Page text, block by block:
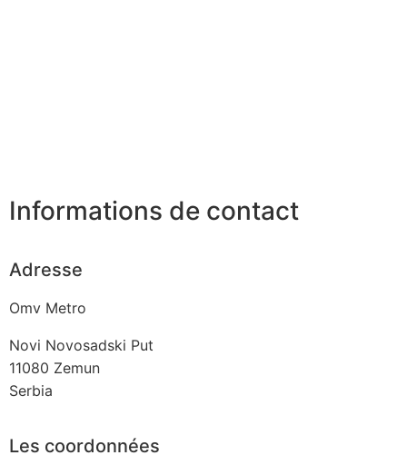
Informations de contact
Adresse
Omv Metro
Novi Novosadski Put
11080 Zemun
Serbia
Les coordonnées